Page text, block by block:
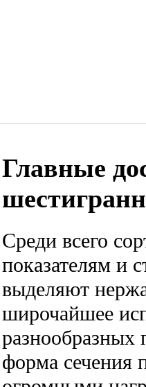
Главные
Среди всего
показателям и
выделяют
широчайшее
форма сечения